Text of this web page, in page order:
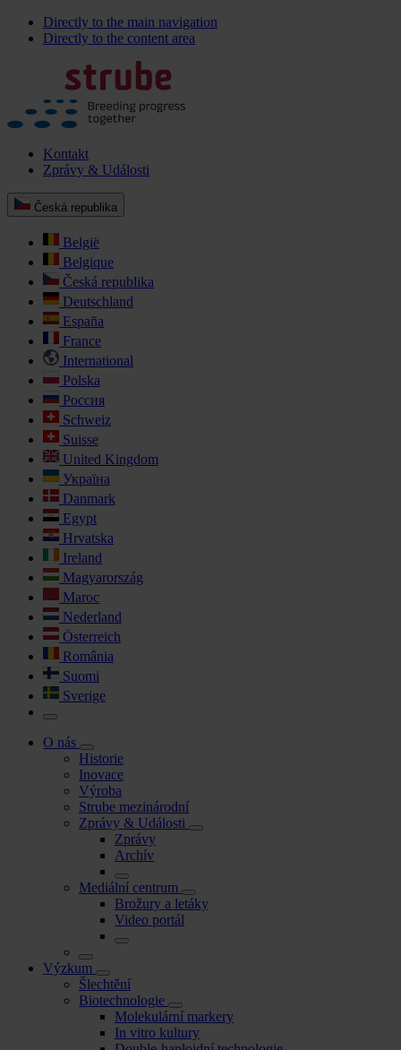
Directly to the main navigation
Directly to the content area
Kontakt
Zprávy & Události
Česká republika
België
Belgique
Česká republika
Deutschland
España
France
International
Polska
Россия
Schweiz
Suisse
United Kingdom
Україна
Danmark
Egypt
Hrvatska
Ireland
Magyarország
Maroc
Nederland
Österreich
România
Suomi
Sverige
O nás
Historie
Inovace
Výroba
Strube mezinárodní
Zprávy & Události
Zprávy
Archív
Mediální centrum
Brožury a letáky
Video portál
Výzkum
Šlechtění
Biotechnologie
Molekulární markery
In vitro kultury